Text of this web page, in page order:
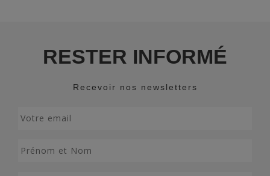
RESTER INFORMÉ
Recevoir nos newsletters